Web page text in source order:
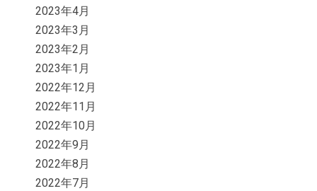
2023年4月
2023年3月
2023年2月
2023年1月
2022年12月
2022年11月
2022年10月
2022年9月
2022年8月
2022年7月